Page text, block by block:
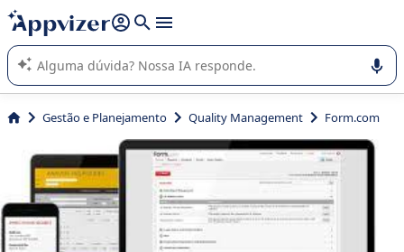
de nossa IA (várias linhas com
A IA do Appvizer o orienta no uso ou na seleção de software
SaaS para sua empresa.
Gestão e Planejamento Quality Management Form.com